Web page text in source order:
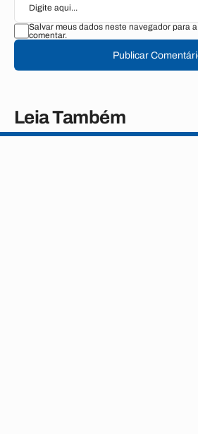
Salvar meus dados neste navegador para
comentar.
Publicar
Leia Também